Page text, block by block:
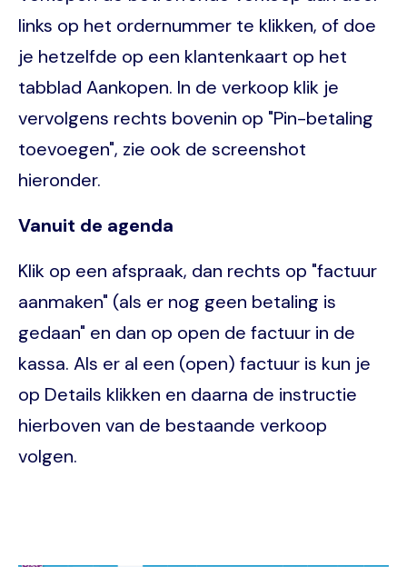
links op het ordernummer te klikken, of doe
je hetzelfde op een klantenkaart op het
tabblad Aankopen. In de verkoop klik je
vervolgens rechts bovenin op "Pin-betaling
toevoegen", zie ook de screenshot
hieronder.
Vanuit de agenda
Klik op een afspraak, dan rechts op "factuur
aanmaken" (als er nog geen betaling is
gedaan" en dan op open de factuur in de
kassa. Als er al een (open) factuur is kun je
op Details klikken en daarna de instructie
hierboven van de bestaande verkoop
volgen.